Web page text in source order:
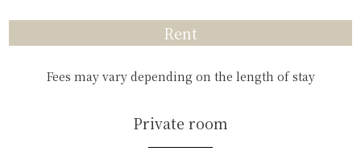
Rent
Fees may vary depending on the length of stay
Private room